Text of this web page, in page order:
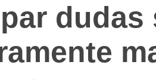
dudas